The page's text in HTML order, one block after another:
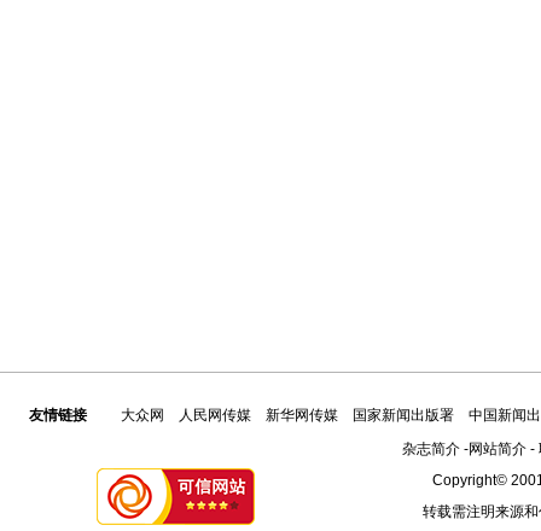
友情链接 大众网 人民网传媒 新华网传媒 国家新闻出版署
中国新闻
杂志简介-网站简介-
Copyright©
转载需注明来源